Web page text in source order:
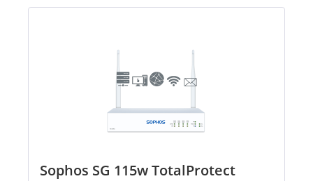
Sophos SG 115w TotalProtect